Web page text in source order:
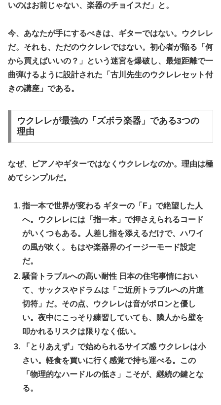
いのはお前じゃない、楽器のチョイスだ」と。
​今、あなたが手にするべきは、ギターではない。
ウクレレ
だ。それも、ただのウクレレではない。初心者が陥る「何
から買えばいいの？」という迷宮を爆破し、最短距離で一
曲弾けるように設計された「古川先生のウクレレセット付
きの講座」である。
​ウクレレが最強の「ズボラ楽器」である3つの
理由
​なぜ、ピアノやギターではなくウクレレなのか。理由は極
めてシンプルだ。
指一本で世界が変わる ギターの「F」で絶望した人
へ。ウクレレには「指一本」で押さえられるコード
がいくつもある。人差し指を添えるだけで、ハワイ
の風が吹く。もはや楽器界のイージーモード設定
だ。
騒音トラブルへの高い耐性 日本の住宅事情におい
て、サックスやドラムは「ご近所トラブルへの片道
切符」だ。その点、ウクレレは音がポロンと優し
い。夜中にこっそり練習していても、隣人から壁を
叩かれるリスクは限りなく低い。
「とりあえず」で始められるサイズ感ウクレレは小
さい。軽食を買いに行く感覚で持ち運べる。この
「物理的なハードルの低さ」こそが、継続の鍵とな
る。